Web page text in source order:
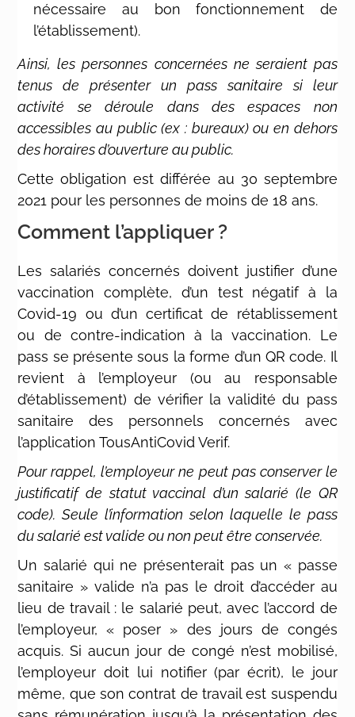
nécessaire au bon fonctionnement de
l’établissement).
Ainsi, les personnes concernées ne seraient pas
tenus de présenter un pass sanitaire si leur
activité se déroule dans des espaces non
accessibles au public (ex : bureaux) ou en dehors
des horaires d’ouverture au public.
Cette obligation est différée au 30 septembre
2021 pour les personnes de moins de 18 ans.
Comment l’appliquer ?
Les salariés concernés doivent justifier d’une
vaccination complète, d’un test négatif à la
Covid-19 ou d’un certificat de rétablissement
ou de contre-indication à la vaccination. Le
pass se présente sous la forme d’un QR code. Il
revient à l’employeur (ou au responsable
d’établissement) de vérifier la validité du pass
sanitaire des personnels concernés avec
l’application TousAntiCovid Verif.
Pour rappel, l’employeur ne peut pas conserver le
justificatif de statut vaccinal d’un salarié (le QR
code). Seule l’information selon laquelle le pass
du salarié est valide ou non peut être conservée.
Un salarié qui ne présenterait pas un « passe
sanitaire » valide n’a pas le droit d’accéder au
lieu de travail : le salarié peut, avec l’accord de
l’employeur, « poser » des jours de congés
acquis. Si aucun jour de congé n’est mobilisé,
l’employeur doit lui notifier (par écrit), le jour
même, que son contrat de travail est suspendu